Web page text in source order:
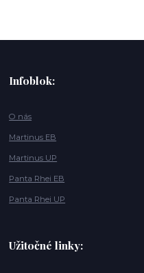
Infoblok:
O nás
Martinus EB
Martinus UP
Panta Rhei EB
Panta Rhei UP
Užitočné linky: